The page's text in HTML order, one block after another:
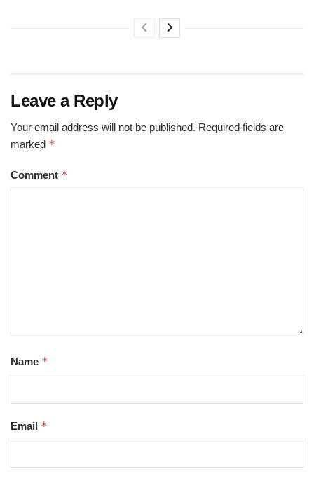
Leave a Reply
Your email address will not be published. Required fields are
marked *
Comment *
Name *
Email *